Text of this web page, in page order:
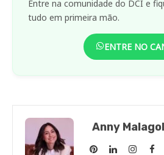
Entre na comunidade do DCI e
tudo em primeira mão.
ENTRE NO
Anny
AnnyAnnyAnny